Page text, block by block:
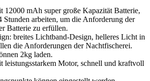
12000 mAh super große Kapazität Batterie,
Stunden arbeiten, um die Anforderung der
Batterie zu erfüllen.
breites Lichtband-Design, helleres Licht in
die Anforderungen der Nachtfischerei.
2kg laden.
leistungsstarkem Motor, schnell und kraftvoll